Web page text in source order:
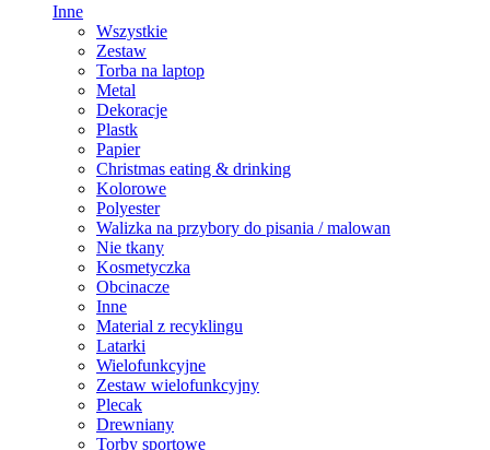
Inne
Wszystkie
Zestaw
Torba na laptop
Metal
Dekoracje
Plastk
Papier
Christmas eating & drinking
Kolorowe
Polyester
Walizka na przybory do pisania / malowan
Nie tkany
Kosmetyczka
Obcinacze
Inne
Material z recyklingu
Latarki
Wielofunkcyjne
Zestaw wielofunkcyjny
Plecak
Drewniany
Torby sportowe